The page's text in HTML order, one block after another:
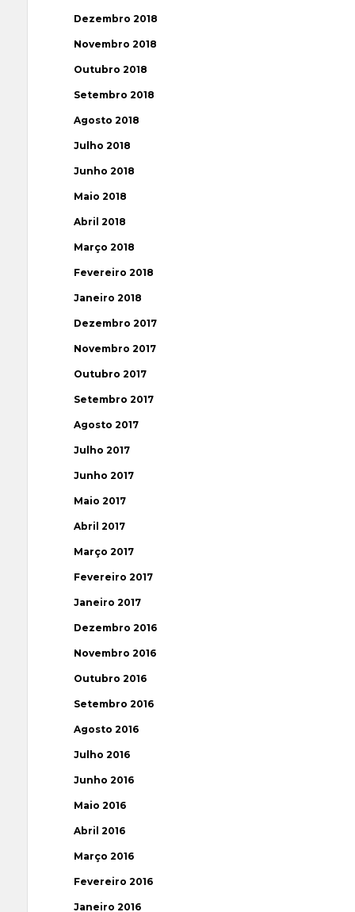
Dezembro 2018
Novembro 2018
Outubro 2018
Setembro 2018
Agosto 2018
Julho 2018
Junho 2018
Maio 2018
Abril 2018
Março 2018
Fevereiro 2018
Janeiro 2018
Dezembro 2017
Novembro 2017
Outubro 2017
Setembro 2017
Agosto 2017
Julho 2017
Junho 2017
Maio 2017
Abril 2017
Março 2017
Fevereiro 2017
Janeiro 2017
Dezembro 2016
Novembro 2016
Outubro 2016
Setembro 2016
Agosto 2016
Julho 2016
Junho 2016
Maio 2016
Abril 2016
Março 2016
Fevereiro 2016
Janeiro 2016